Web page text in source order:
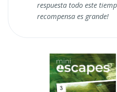
respuesta todo este
recompensa es grande!